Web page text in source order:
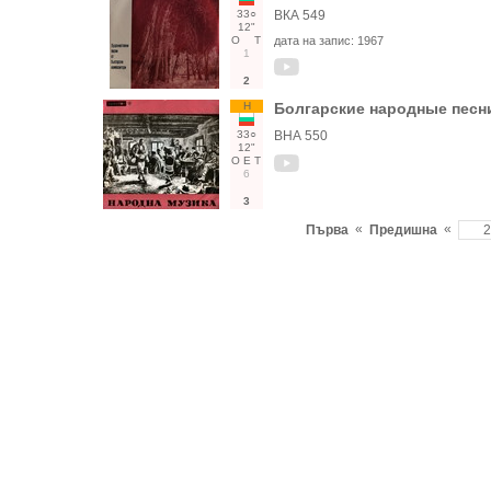
33○
12"
О
Т
1
2
ВКА 549
дата на запис: 1967
Н
33○
12"
О Е Т
6
3
Болгарские народные
ВНА 550
Първа « Предишна «